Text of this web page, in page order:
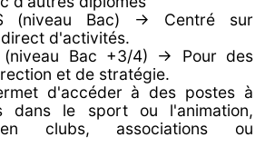
Bac) -> Centré sur
d'activités.
Bac +3/4) -> Pour des
et de stratégie.
d'accéder à des postes à
dans le sport ou l'animation,
en clubs, associations ou